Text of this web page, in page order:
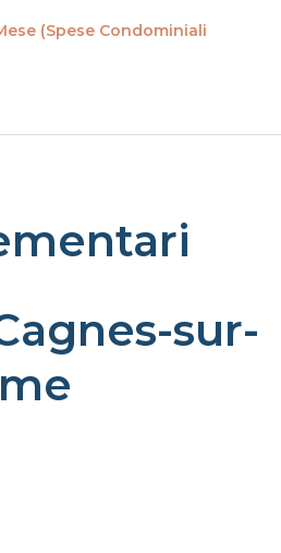
(Spese Condominiali
sur-